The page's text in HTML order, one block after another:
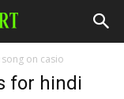
on casio
for hindi